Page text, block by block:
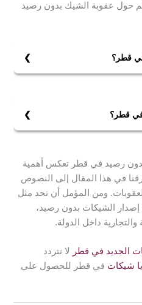
حول عقوبة الشيك بدون رصيد
قطر؟
ريال، أو بإحدى هاتين
قطر؟
اليقيني بوقوع الجريمة
يمكن للمحامين أن يتمسكوا
الشيكات في قطر في
شكواه خلال المدة المحددة
المقررة لجريمة إصدار
رصيد في قطر تعكس أهمية
في هذا المقال إلى النصوص
ومن المؤمل أن تحد مثل
الشيكات بدون رصيد،
والتجارية داخل الدولة.
الجديد في قطر
لا تتردد
شيكات في قطر للحصول على